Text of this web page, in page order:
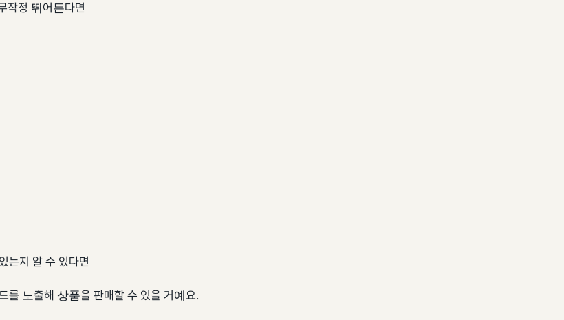
작정 뛰어든다면
는지 알 수 있다면
를 노출해 상품을 판매할 수 있을 거예요.